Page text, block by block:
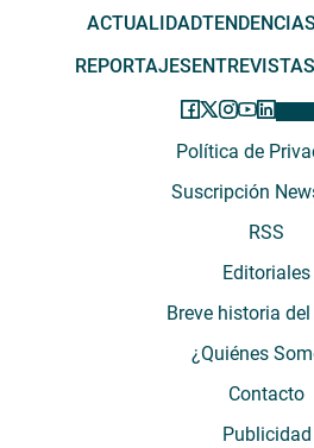
ACTUALIDADTENDENCIAS
REPORTAJES ENTREVISTAS
Política de
Suscripción
RSS
Editoriales
Breve historia
¿Quiénes
Contacto
Publicidad